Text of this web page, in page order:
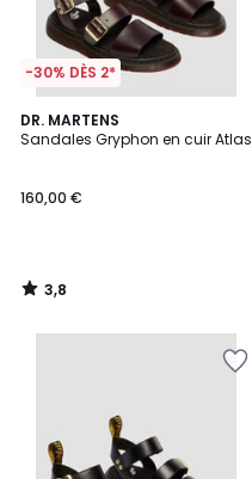
-30% DÈS 2*
DR. MARTENS
Sandales Gryphon en cuir Atlas
160,00 €
3,8
/ 5
3,8
/